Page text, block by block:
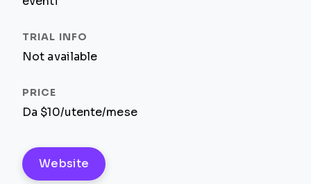
Not available
Da $10/utente/mese
Website